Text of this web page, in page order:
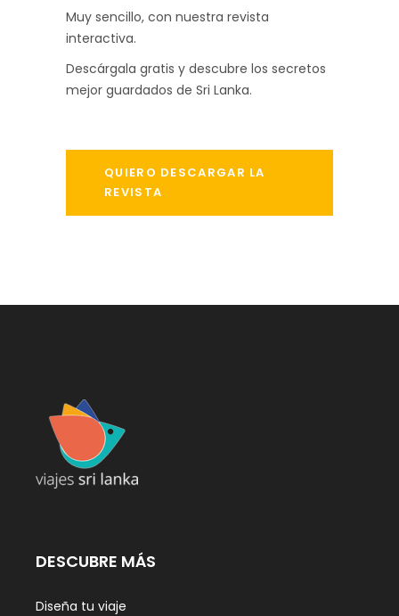
Muy sencillo, con nuestra revista
interactiva.
Descárgala gratis y descubre los secretos
mejor guardados de Sri Lanka.
QUIERO DESCARGAR LA
REVISTA
DESCUBRE MÁS
Diseña tu viaje